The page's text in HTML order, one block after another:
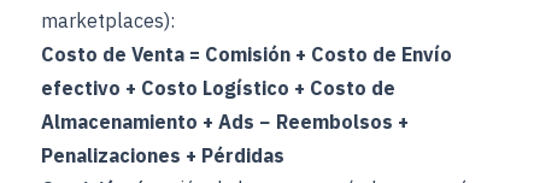
marketplaces):
Costo de Venta = Comisión + Costo de Envío
efectivo + Costo Logístico + Costo de
Almacenamiento + Ads − Reembolsos +
Penalizaciones + Pérdidas